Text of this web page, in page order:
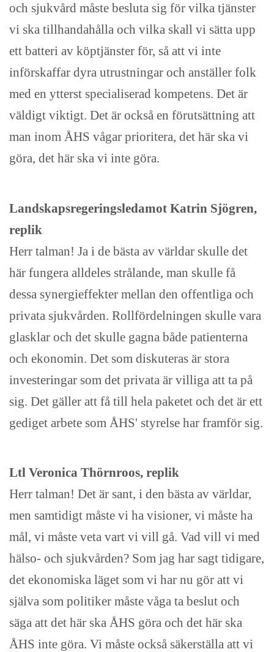
och sjukvård måste besluta sig för vilka tjänster
vi ska tillhandahålla och vilka skall vi sätta upp
ett batteri av köptjänster för, så att vi inte
införskaffar dyra utrustningar och anställer folk
med en ytterst specialiserad kompetens. Det är
väldigt viktigt. Det är också en förutsättning att
man inom ÅHS vågar prioritera, det här ska vi
göra, det här ska vi inte göra.
Landskapsregeringsledamot Katrin Sjögren,
replik
Herr talman! Ja i de bästa av världar skulle det
här fungera alldeles strålande, man skulle få
dessa synergieffekter mellan den offentliga och
privata sjukvården. Rollfördelningen skulle vara
glasklar och det skulle gagna både patienterna
och ekonomin. Det som diskuteras är stora
investeringar som det privata är villiga att ta på
sig. Det gäller att få till hela paketet och det är ett
gediget arbete som ÅHS' styrelse har framför sig.
Ltl Veronica Thörnroos, replik
Herr talman! Det är sant, i den bästa av världar,
men samtidigt måste vi ha visioner, vi måste ha
mål, vi måste veta vart vi vill gå. Vad vill vi med
hälso- och sjukvården? Som jag har sagt tidigare,
det ekonomiska läget som vi har nu gör att vi
själva som politiker måste våga ta beslut och
säga att det här ska ÅHS göra och det här ska
ÅHS inte göra. Vi måste också säkerställa att vi